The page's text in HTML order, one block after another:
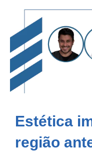
Estética
região